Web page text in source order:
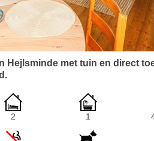
Hejlsminde met tuin en direct
2 1